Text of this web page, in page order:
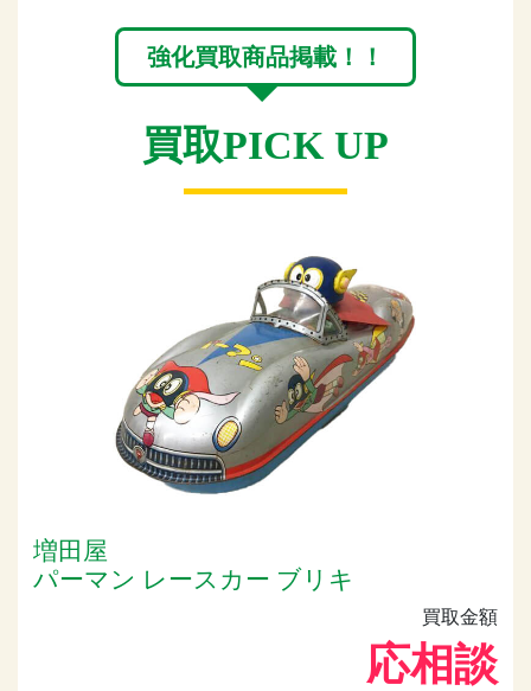
強化買取商品掲載！！
買取PICK UP
増田屋
パーマン レースカー ブリキ
買取金額
応相談